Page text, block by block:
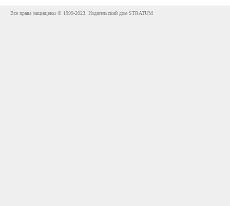
Все права защищены © 1999-2023. Издательский дом STRATUM